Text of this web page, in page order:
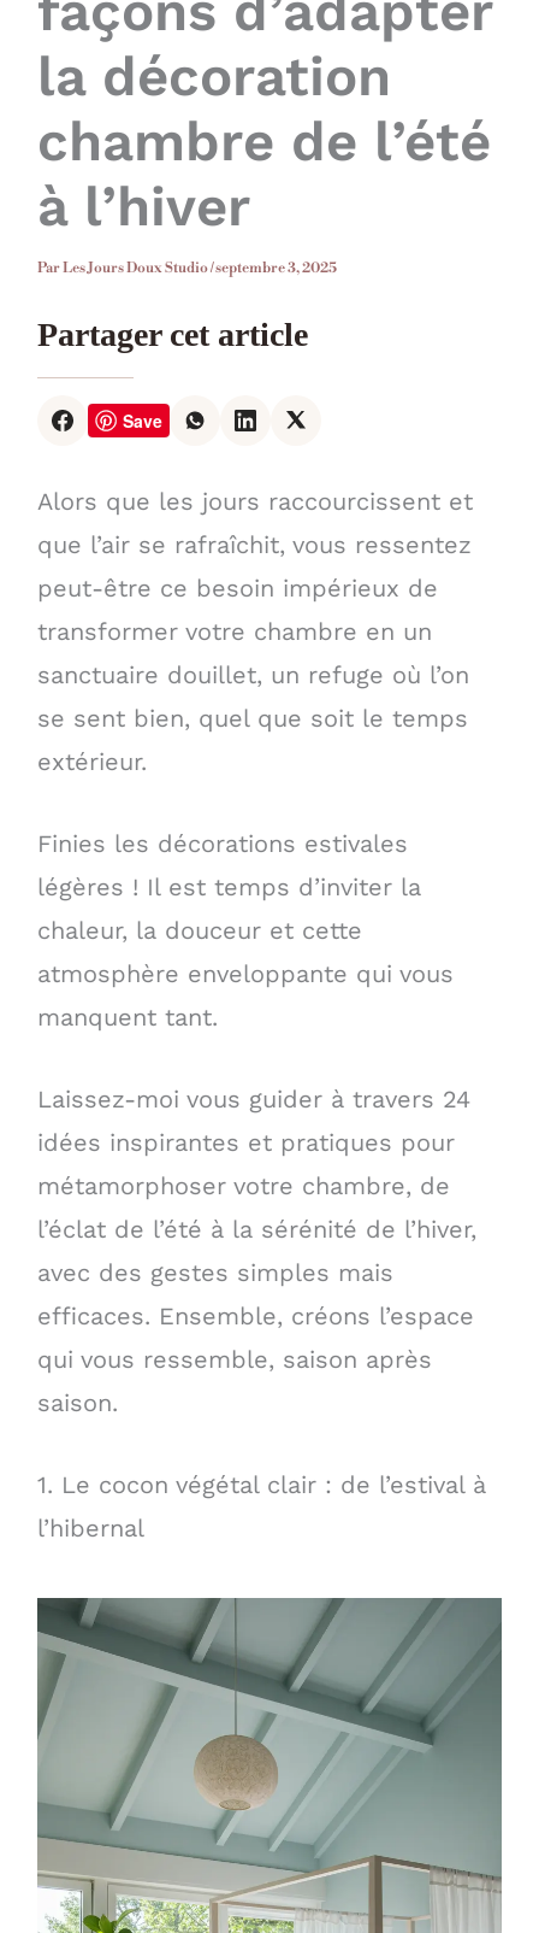
la décoration
chambre de l’été
à l’hiver
ParLes Jours Doux Studio/septembre 3, 2025
Partager cet article
Save
Alors que les jours raccourcissent et
que l’air se rafraîchit, vous ressentez
peut-être ce besoin impérieux de
transformer votre chambre en un
sanctuaire douillet, un refuge où l’on
se sent bien, quel que soit le temps
extérieur.
Finies les décorations estivales
légères ! Il est temps d’inviter la
chaleur, la douceur et cette
atmosphère enveloppante qui vous
manquent tant.
Laissez-moi vous guider à travers 24
idées inspirantes et pratiques pour
métamorphoser votre chambre, de
l’éclat de l’été à la sérénité de l’hiver,
avec des gestes simples mais
efficaces. Ensemble, créons l’espace
qui vous ressemble, saison après
saison.
1. Le cocon végétal clair : de l’estival à
l’hibernal